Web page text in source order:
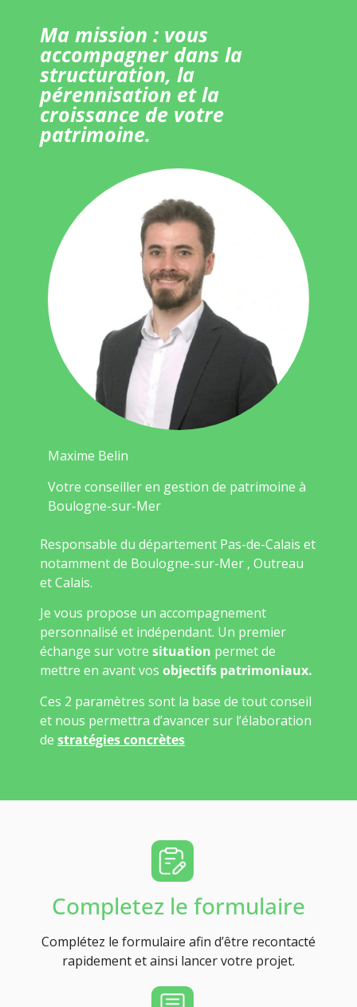
Ma mission : vous
accompagner dans la
structuration, la
pérennisation et la
croissance de votre
patrimoine.
Maxime Belin
Votre conseiller en gestion de patrimoine à
Boulogne-sur-Mer
Responsable du département Pas-de-Calais et
notamment de Boulogne-sur-Mer , Outreau
et Calais.
Je vous propose un accompagnement
personnalisé et indépendant. Un premier
échange sur votre situation permet de
mettre en avant vos objectifs patrimoniaux.
Ces 2 paramètres sont la base de tout conseil
et nous permettra d’avancer sur l’élaboration
de stratégies concrètes
Completez le formulaire
Complétez le formulaire afin d’être recontacté
rapidement et ainsi lancer votre projet.